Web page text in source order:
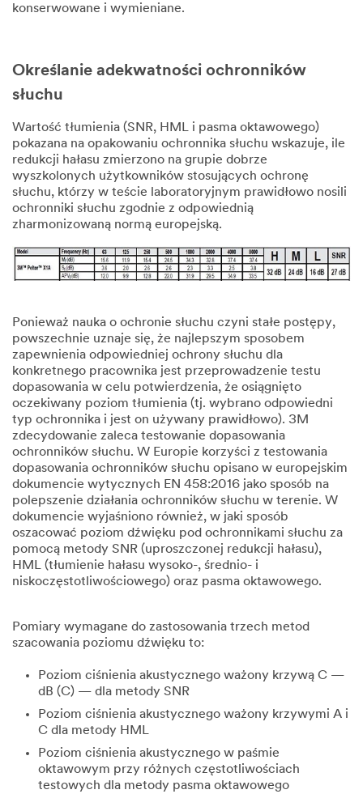
konserwowane i wymieniane.
Określanie adekwatności ochronników
słuchu
Wartość tłumienia (SNR, HML i pasma oktawowego)
pokazana na opakowaniu ochronnika słuchu wskazuje, ile
redukcji hałasu zmierzono na grupie dobrze
wyszkolonych użytkowników stosujących ochronę
słuchu, którzy w teście laboratoryjnym prawidłowo nosili
ochronniki słuchu zgodnie z odpowiednią
zharmonizowaną normą europejską.
Ponieważ nauka o ochronie słuchu czyni stałe postępy,
powszechnie uznaje się, że najlepszym sposobem
zapewnienia odpowiedniej ochrony słuchu dla
konkretnego pracownika jest przeprowadzenie testu
dopasowania w celu potwierdzenia, że osiągnięto
oczekiwany poziom tłumienia (tj. wybrano odpowiedni
typ ochronnika i jest on używany prawidłowo). 3M
zdecydowanie zaleca testowanie dopasowania
ochronników słuchu. W Europie korzyści z testowania
dopasowania ochronników słuchu opisano w europejskim
dokumencie wytycznych EN 458:2016 jako sposób na
polepszenie działania ochronników słuchu w terenie. W
dokumencie wyjaśniono również, w jaki sposób
oszacować poziom dźwięku pod ochronnikami słuchu za
pomocą metody SNR (uproszczonej redukcji hałasu),
HML (tłumienie hałasu wysoko-, średnio- i
niskoczęstotliwościowego) oraz pasma oktawowego.
Pomiary wymagane do zastosowania trzech metod
szacowania poziomu dźwięku to:
Poziom ciśnienia akustycznego ważony krzywą C —
dB (C) — dla metody SNR
Poziom ciśnienia akustycznego ważony krzywymi A i
C dla metody HML
Poziom ciśnienia akustycznego w paśmie
oktawowym przy różnych częstotliwościach
testowych dla metody pasma oktawowego